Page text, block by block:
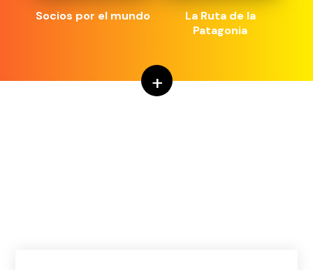
Socios por el mundo
La Ruta de la
Patagonia
+